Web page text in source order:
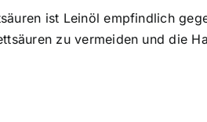
ist Leinöl empfindlich
zu vermeiden und die